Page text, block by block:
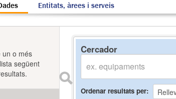
Entitats, àrees i serveis
Cercador
Ordenar resultats per
un o més
següent